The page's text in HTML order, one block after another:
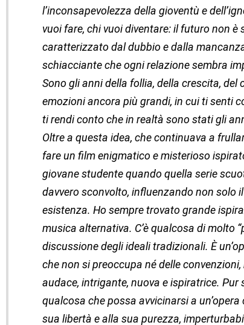
l’inconsapevolezza della gioventù e
vuoi fare, chi vuoi diventare: il futuro non
caratterizzato dal dubbio e dalla
schiacciante che ogni relazione sembra
Sono gli anni della follia, della crescita, del
emozioni ancora più grandi, in cui ti senti
ti rendi conto che in realtà sono stati gli
Oltre a questa idea, che continuava a
fare un film enigmatico e misterioso
giovane studente quando quella serie
davvero sconvolto, influenzando non solo
esistenza. Ho sempre trovato grande
musica alternativa. C’è qualcosa di molto
discussione degli ideali tradizionali. È
che non si preoccupa né delle
audace, intrigante, nuova e ispiratrice.
qualcosa che possa avvicinarsi a
sua libertà e alla sua purezza,